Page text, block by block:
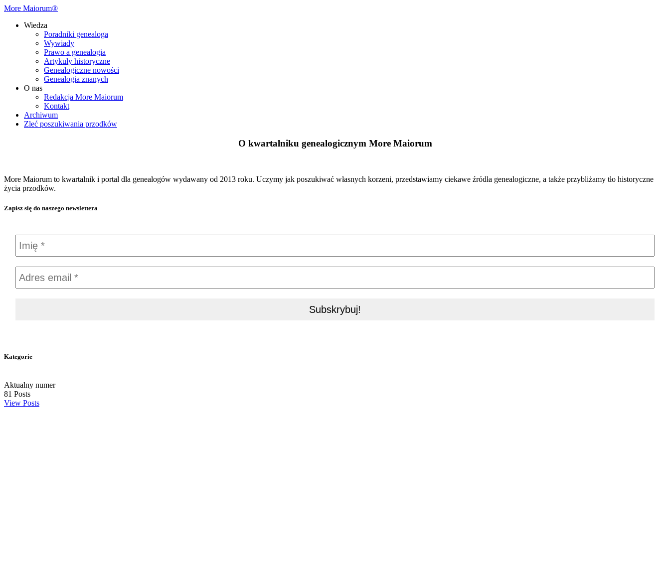
More Maiorum®
Wiedza
Poradniki genealoga
Wywiady
Prawo a genealogia
Artykuły historyczne
Genealogiczne nowości
Genealogia znanych
O nas
Redakcja More Maiorum
Kontakt
Archiwum
Zleć poszukiwania przodków
O kwartalniku genealogicznym More Maiorum
More Maiorum to kwartalnik i portal dla genealogów wydawany od 2013 roku. Uczymy jak poszukiwać własnych korzeni, przedstawiamy ciekawe źródła genealogiczne, a także przybliżamy tło historyczne
życia przodków.
Zapisz się do naszego newslettera
Kategorie
Aktualny numer
81 Posts
View Posts